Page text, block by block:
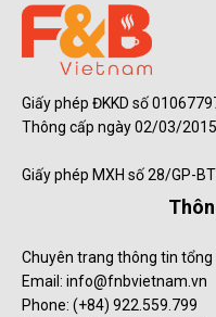
Giấy phép ĐKKD số
Thông cấp ngày 02/03/2015
Giấy phép MXH số 28/GP-
Chuyên trang thông tin
Email: info@fnbvietnam.vn
Phone: (+84) 922.559.799